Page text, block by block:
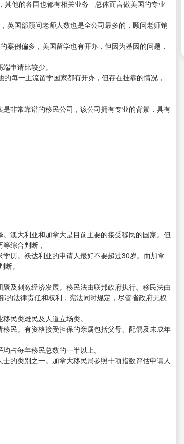
他的各国也都有相关业务，总体而言做美国的专业
英国部顾问老师人数也是全公司最多的，顾问老师销
案例偏多，美国留学也有开办，但因为基因的问题，
申请比较少。
每一主流留学国家都有开办，但存在挂靠的情况，
非常靠谱的移民公司，该公司拥有专业的背景，具有
澳大利亚和加拿大是目前主要的接受移民的国家。但
综合判断，
历。袄达利亚的申请人最好不要超过30岁。而加拿
。
及刺激经济发展。移民法由联邦政府执行。移民法由
的法律责任和权利，宪法同时规定，尽管省政府无权
民类难民及人道立场类。
民。有资格接受担保的亲属包括父母、配偶及未成年
占每年移民总数的一半以上。
的类别之一。加拿大移民局参照十项指数评估申请人